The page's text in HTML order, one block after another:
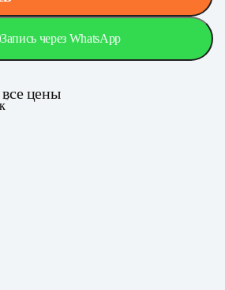
Запись через WhatsApp
цены